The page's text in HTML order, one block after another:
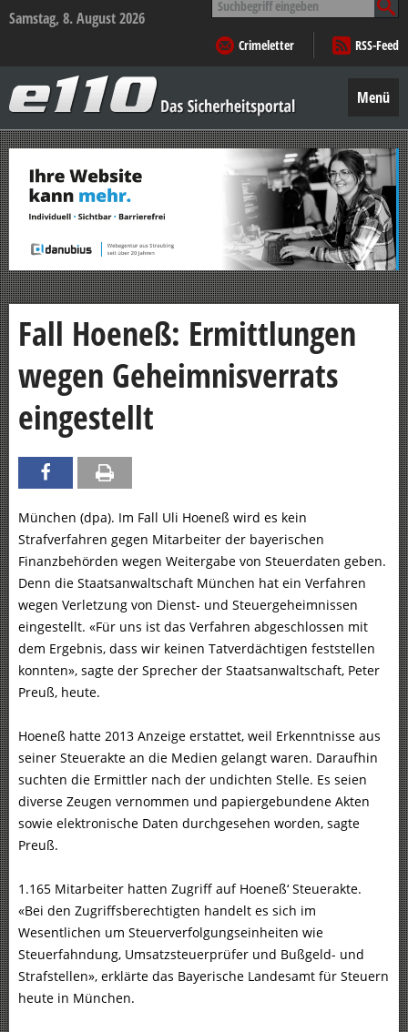
Samstag, 8. August 2026
nach:
Crimeletter
RSS-Feed
–
Das
Sicherheitsportal
Menü
Zum
Inhalt
springen
Fall Hoeneß: Ermittlungen
wegen Geheimnisverrats
eingestellt
München (dpa). Im Fall Uli Hoeneß wird es kein
Strafverfahren gegen Mitarbeiter der bayerischen
Finanzbehörden wegen Weitergabe von Steuerdaten geben.
Denn die Staatsanwaltschaft München hat ein Verfahren
wegen Verletzung von Dienst- und Steuergeheimnissen
eingestellt. «Für uns ist das Verfahren abgeschlossen mit
dem Ergebnis, dass wir keinen Tatverdächtigen feststellen
konnten», sagte der Sprecher der Staatsanwaltschaft, Peter
Preuß, heute.
Hoeneß hatte 2013 Anzeige erstattet, weil Erkenntnisse aus
seiner Steuerakte an die Medien gelangt waren. Daraufhin
suchten die Ermittler nach der undichten Stelle. Es seien
diverse Zeugen vernommen und papiergebundene Akten
sowie elektronische Daten durchgesehen worden, sagte
Preuß.
1.165 Mitarbeiter hatten Zugriff auf Hoeneß‘ Steuerakte.
«Bei den Zugriffsberechtigten handelt es sich im
Wesentlichen um Steuerverfolgungseinheiten wie
Steuerfahndung, Umsatzsteuerprüfer und Bußgeld- und
Strafstellen», erklärte das Bayerische Landesamt für Steuern
heute in München.